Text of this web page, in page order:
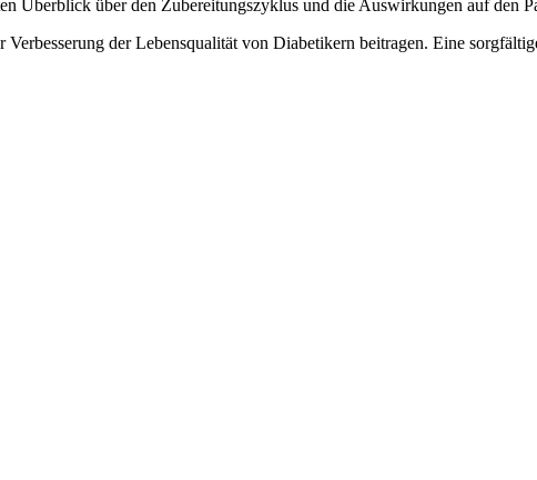
Überblick über den Zubereitungszyklus und die Auswirkungen auf den
der Lebensqualität von Diabetikern beitragen. Eine